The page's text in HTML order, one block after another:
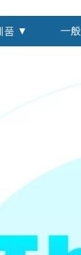
품 ▼ 一般